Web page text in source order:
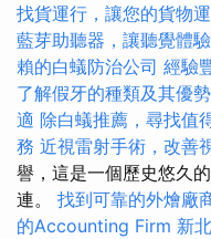
找貨運行，讓您的貨物
藍芽助聽器，讓聽覺體
賴的白蟻防治公司 經驗
了解假牙的種類及其優勢
適 除白蟻推薦，尋找值
務 近視雷射手術，改善
譽，這是一個歷史悠久
連。 找到可靠的外燴廠
的Accounting Firm 新